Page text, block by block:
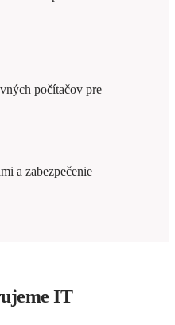
počítačov pre
a zabezpečenie
IT